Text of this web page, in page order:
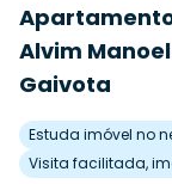
Alvim
Gaivota
Estuda imóvel no
Visita facilitada,